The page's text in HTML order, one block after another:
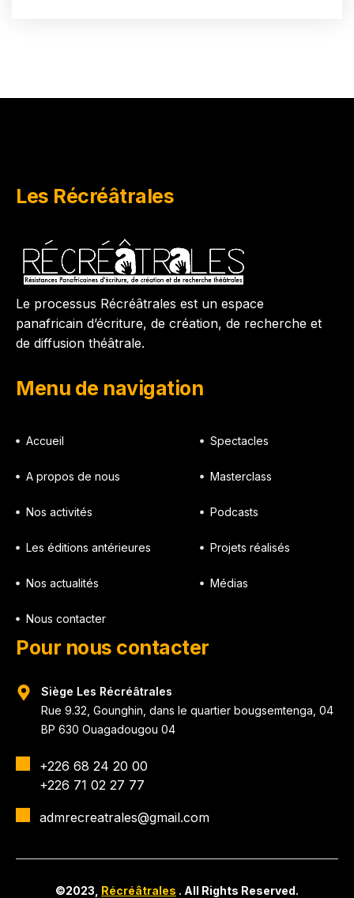
Les Récréâtrales
Le processus Récréâtrales est un espace
panafricain d’écriture, de création, de recherche et
de diffusion théâtrale.
Menu de navigation
Accueil
A propos de nous
Nos activités
Les éditions antérieures
Nos actualités
Nous contacter
Spectacles
Masterclass
Podcasts
Projets réalisés
Médias
Pour nous contacter
Siège Les Récréâtrales
Rue 9.32, Gounghin, dans le quartier bougsemtenga, 04
BP 630 Ouagadougou 04
+226 68 24 20 00
+226 71 02 27 77
admrecreatrales@gmail.com
©2023, Récréâtrales . All Rights Reserved.